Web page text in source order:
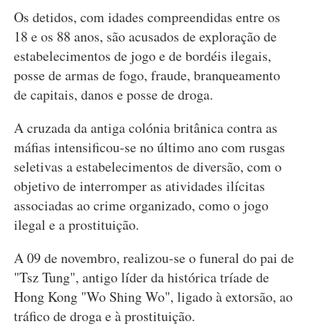
Os detidos, com idades compreendidas entre os
18 e os 88 anos, são acusados de exploração de
estabelecimentos de jogo e de bordéis ilegais,
posse de armas de fogo, fraude, branqueamento
de capitais, danos e posse de droga.
A cruzada da antiga colónia britânica contra as
máfias intensificou-se no último ano com rusgas
seletivas a estabelecimentos de diversão, com o
objetivo de interromper as atividades ilícitas
associadas ao crime organizado, como o jogo
ilegal e a prostituição.
A 09 de novembro, realizou-se o funeral do pai de
"Tsz Tung", antigo líder da histórica tríade de
Hong Kong "Wo Shing Wo", ligado à extorsão, ao
tráfico de droga e à prostituição.